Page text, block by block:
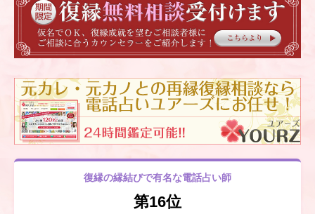
復縁の縁結びで有名な電話占い師
第16位